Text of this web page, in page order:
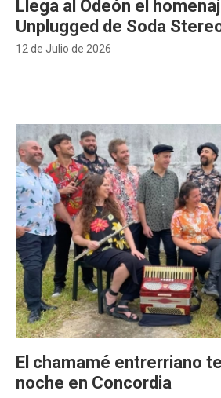
12 de Julio de 2026
Llega al Odeón el
Unplugged de Soda
El chamamé entrerriano
noche en Concordia